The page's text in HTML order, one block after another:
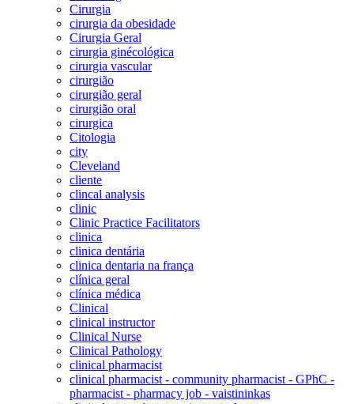
Cirurgia
cirurgia da obesidade
Cirurgia Geral
cirurgia ginécológica
cirurgia vascular
cirurgião
cirurgião geral
cirurgião oral
cirurgica
Citologia
city
Cleveland
cliente
clincal analysis
clinic
Clinic Practice Facilitators
clinica
clinica dentária
clinica dentaria na frança
clínica geral
clínica médica
Clinical
clinical instructor
Clinical Nurse
Clinical Pathology
clinical pharmacist
clinical pharmacist - community pharmacist - GPhC -
pharmacist - pharmacy job - vaistininkas